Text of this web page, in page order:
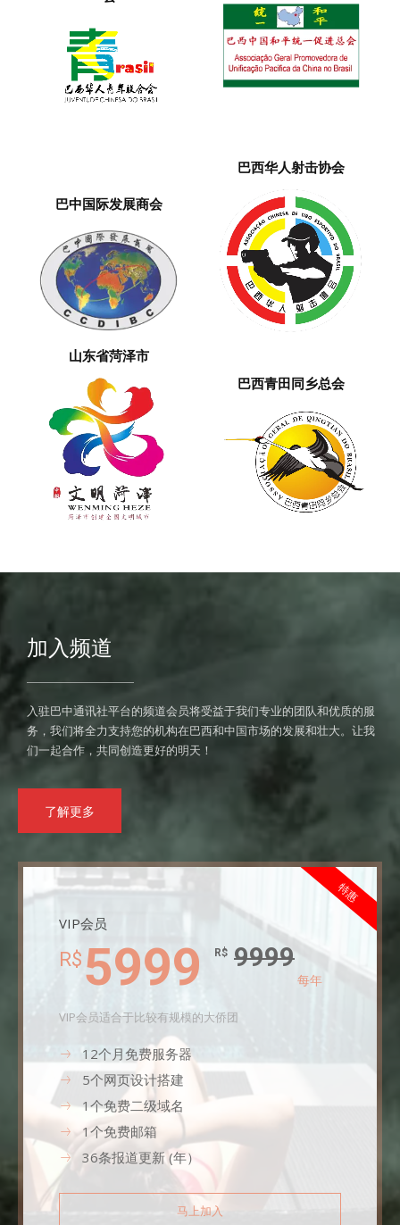
巴中国际发展商会
巴西华人射击协会
山东省菏泽市
巴西青田同乡总会
加入频道
入驻巴中通讯社平台的频道会员将受益于我们专业的团队和优质的服
务，我们将全力支持您的机构在巴西和中国市场的发展和壮大。让我
们一起合作，共同创造更好的明天！
了解更多
特惠
VIP会员
R$ 5999 R$ 9999
每年
VIP会员适合于比较有规模的大侨团
12个月免费服务器
5个网页设计搭建
1个免费二级域名
1个免费邮箱
36条报道更新 (年）
马上加入